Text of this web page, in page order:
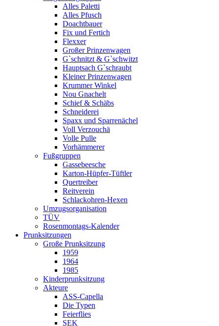
Alles Paletti
Alles Pfusch
Doachtbauer
Fix und Fertich
Flexxer
Großer Prinzenwagen
Gˋschnitzt & Gˋschwitzt
Hauptsach G`schraubt
Kleiner Prinzenwagen
Krummer Winkel
Nou Gnachelt
Schief & Schäbs
Schneiderei
Spaxx und Sparrenächel
Voll Verzouchä
Volle Pulle
Vorhämmerer
Fußgruppen
Gassebeesche
Karton-Hüpfer-Tüftler
Quertreiber
Reitverein
Schlackohren-Hexen
Umzugsorganisation
TÜV
Rosenmontags-Kalender
Prunksitzungen
Große Prunksitzung
1959
1964
1985
Kinderprunksitzung
Akteure
ASS-Capella
Die Typen
Feierflies
SEK